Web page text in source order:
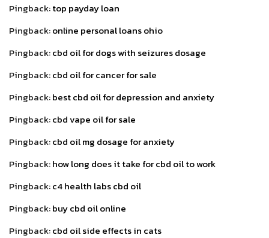
Pingback:top payday loan
Pingback:online personal loans ohio
Pingback:cbd oil for dogs with seizures dosage
Pingback:cbd oil for cancer for sale
Pingback:best cbd oil for depression and anxiety
Pingback:cbd vape oil for sale
Pingback:cbd oil mg dosage for anxiety
Pingback:how long does it take for cbd oil to work
Pingback:c4 health labs cbd oil
Pingback:buy cbd oil online
Pingback:cbd oil side effects in cats